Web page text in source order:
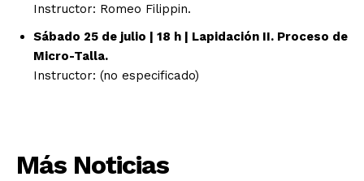
Instructor: Romeo Filippin.
Sábado 25 de julio | 18 h | Lapidación II. Proceso de
Micro-Talla.
Instructor: (no especificado)
Más Noticias